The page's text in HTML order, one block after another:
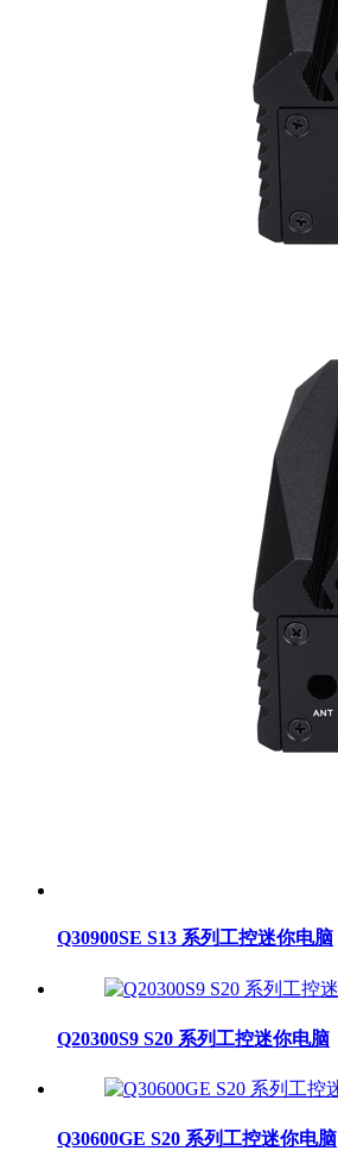
Q30900SE S13 系列工控迷你电脑
Q20300S9 S20 系列工控迷你电脑
Q30600GE S20 系列工控迷你电脑